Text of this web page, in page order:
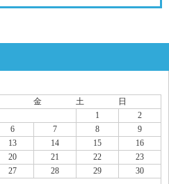
金 土
日
1
2
6 7 8
9
13 14 15
16
20 21 22
23
27 28 29
30